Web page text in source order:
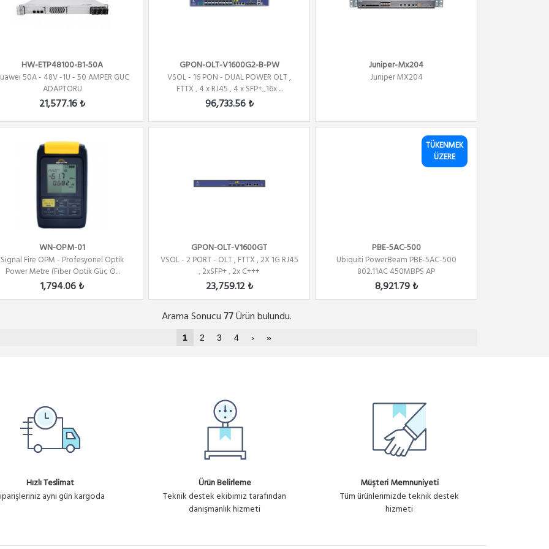
HW-ETP48100-B1-50A
50A - 48V -1U - 50 AMPER GUC
ADAPTORU
21,577.16 ₺
GPON-OLT-V1600G2-B-PW
VSOL - 16 PON - DUAL POWER OLT ,
FTTX , 4 x RJ45 , 4 x SFP+,,16x ...
96,733.56 ₺
Juniper-Mx204
Juniper MX204
WN-OPM-01
Signal Fire OPM - Profesyonel Optik
Power Metre (Fiber Optik Güç Ö...
1,794.06 ₺
GPON-OLT-V1600GT
VSOL - 2 PORT - OLT , FTTX , 2X 1G RJ45
, 2xSFP+ , 2x C+++
23,759.12 ₺
TÜKENMEK
ÜZERE
PBE-5AC-500
Ubiquiti PowerBeam PBE-5AC-500
802.11AC 450MBPS AP
8,921.79 ₺
Arama Sonucu 77Ürün bulundu.
1 2 3 4 › »
Hızlı Teslimat
aynı gün kargoda
Ürün Belirleme
Teknik destek ekibimiz tarafından
danışmanlık hizmeti
Müşteri Memnuniyeti
Tüm ürünlerimizde teknik destek
hizmeti